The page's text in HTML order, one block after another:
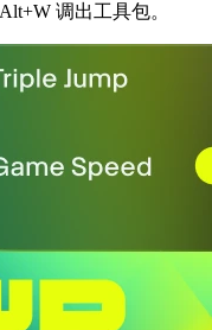
调出工具包。